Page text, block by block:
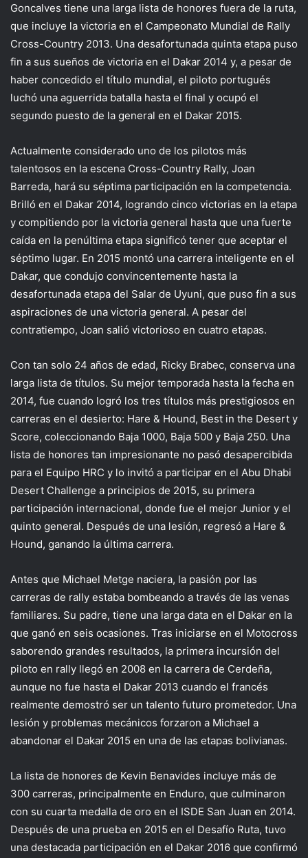
Goncalves tiene una larga lista de honores fuera de la ruta,
que incluye la victoria en el Campeonato Mundial de Rally
Cross-Country 2013. Una desafortunada quinta etapa puso
fin a sus sueños de victoria en el Dakar 2014 y, a pesar de
haber concedido el título mundial, el piloto portugués
luchó una aguerrida batalla hasta el final y ocupó el
segundo puesto de la general en el Dakar 2015.
Actualmente considerado uno de los pilotos más
talentosos en la escena Cross-Country Rally, Joan
Barreda, hará su séptima participación en la competencia.
Brilló en el Dakar 2014, logrando cinco victorias en la etapa
y compitiendo por la victoria general hasta que una fuerte
caída en la penúltima etapa significó tener que aceptar el
séptimo lugar. En 2015 montó una carrera inteligente en el
Dakar, que condujo convincentemente hasta la
desafortunada etapa del Salar de Uyuni, que puso fin a sus
aspiraciones de una victoria general. A pesar del
contratiempo, Joan salió victorioso en cuatro etapas.
Con tan solo 24 años de edad, Ricky Brabec, conserva una
larga lista de títulos. Su mejor temporada hasta la fecha en
2014, fue cuando logró los tres títulos más prestigiosos en
carreras en el desierto: Hare & Hound, Best in the Desert y
Score, coleccionando Baja 1000, Baja 500 y Baja 250. Una
lista de honores tan impresionante no pasó desapercibida
para el Equipo HRC y lo invitó a participar en el Abu Dhabi
Desert Challenge a principios de 2015, su primera
participación internacional, donde fue el mejor Junior y el
quinto general. Después de una lesión, regresó a Hare &
Hound, ganando la última carrera.
Antes que Michael Metge naciera, la pasión por las
carreras de rally estaba bombeando a través de las venas
familiares. Su padre, tiene una larga data en el Dakar en la
que ganó en seis ocasiones. Tras iniciarse en el Motocross
saborendo grandes resultados, la primera incursión del
piloto en rally llegó en 2008 en la carrera de Cerdeña,
aunque no fue hasta el Dakar 2013 cuando el francés
realmente demostró ser un talento futuro prometedor. Una
lesión y problemas mecánicos forzaron a Michael a
abandonar el Dakar 2015 en una de las etapas bolivianas.
La lista de honores de Kevin Benavides incluye más de
300 carreras, principalmente en Enduro, que culminaron
con su cuarta medalla de oro en el ISDE San Juan en 2014.
Después de una prueba en 2015 en el Desafío Ruta, tuvo
una destacada participación en el Dakar 2016 que confirmó